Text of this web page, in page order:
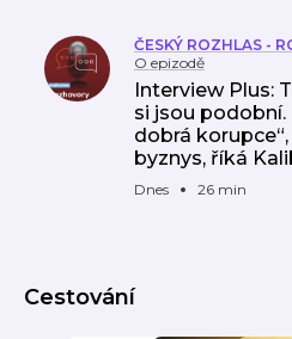
ČESKÝ ROZHLAS -
O epizodě
Interview Plus:
si jsou podobní.
dobrá
byznys, říká
Dnes 26 min
Cestování